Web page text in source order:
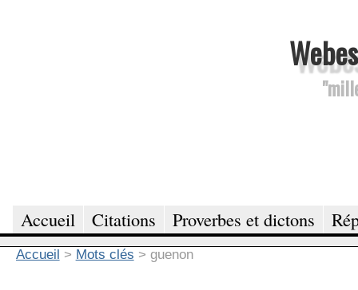
Accueil Citations Proverbes et dictons
Accueil > Mots clés > guenon